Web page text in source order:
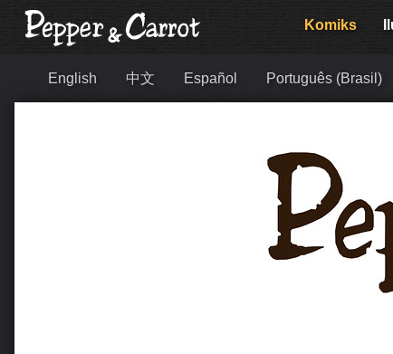
Komiks
English 中文 Español Português (Brasil)